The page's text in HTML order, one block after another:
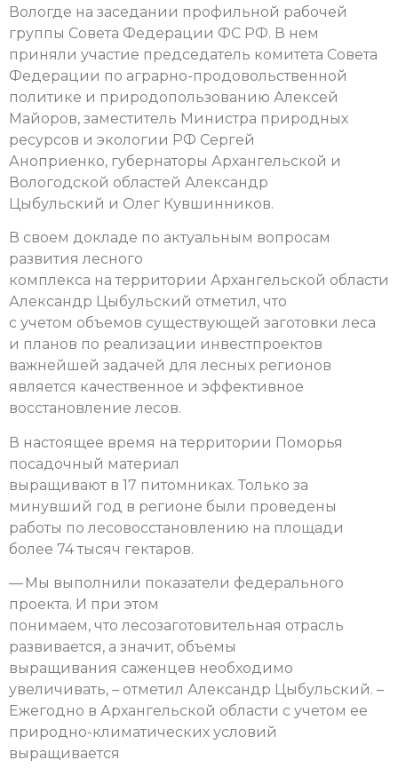
Вологде на заседании профильной рабочей
группы Совета Федерации ФС РФ. В нем
приняли участие председатель комитета Совета
Федерации по аграрно-продовольственной
политике и природопользованию Алексей
Майоров, заместитель Министра природных
ресурсов и экологии РФ Сергей
Аноприенко, губернаторы Архангельской и
Вологодской областей Александр
Цыбульский и Олег Кувшинников.
В своем докладе по актуальным вопросам
развития лесного
комплекса на территории Архангельской области
Александр Цыбульский отметил, что
с учетом объемов существующей заготовки леса
и планов по реализации инвестпроектов
важнейшей задачей для лесных регионов
является качественное и эффективное
восстановление лесов.
В настоящее время на территории Поморья
посадочный материал
выращивают в 17 питомниках. Только за
минувший год в регионе были проведены
работы по лесовосстановлению на площади
более 74 тысяч гектаров.
— Мы выполнили показатели федерального
проекта. И при этом
понимаем, что лесозаготовительная отрасль
развивается, а значит, объемы
выращивания саженцев необходимо
увеличивать, – отметил Александр Цыбульский. –
Ежегодно в Архангельской области с учетом ее
природно-климатических условий
выращивается